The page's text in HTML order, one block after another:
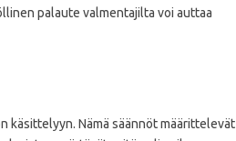
palaute valmentajilta voi auttaa
käsittelyyn. Nämä säännöt määrittelevät